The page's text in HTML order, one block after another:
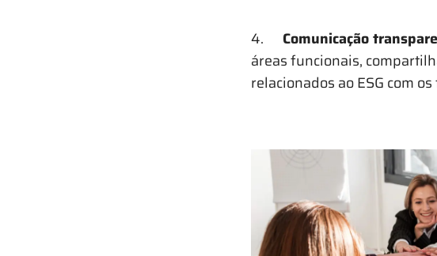
4. Comunicação
áreas funcionais,
relacionados ao ESG com